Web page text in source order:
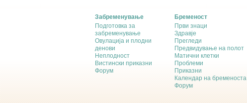
Забременување
Подготовка за
забременување
Овулација и плодни
денови
Неплодност
Вистински приказни
Форум
Бременост
Први знаци
Здравје
Прегледи
Предвидување на полот
Матични клетки
Проблеми
Приказни
Календар на бременоста
Форум